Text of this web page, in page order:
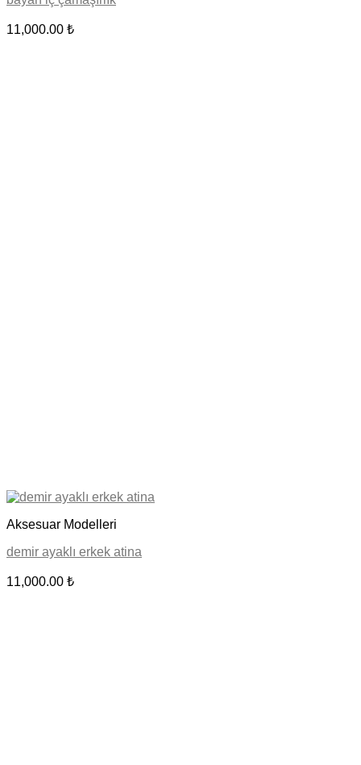
11,000.00 ₺
Aksesuar Modelleri
demir ayaklı erkek atina
11,000.00 ₺